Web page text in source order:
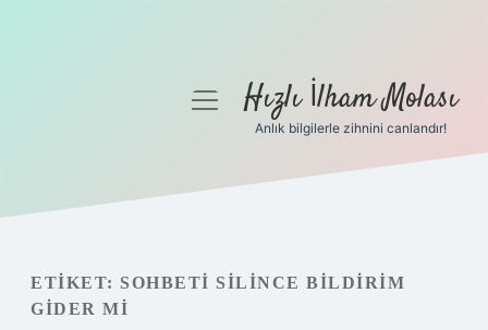
Gizlilik Politikası
Hakkımızda
menüyüHızlı İlham Molası
Anlık bilgilerle zihnini canlandır!
ETIKET: SOHBETI SILINCE BILDIRIM
GIDER MI